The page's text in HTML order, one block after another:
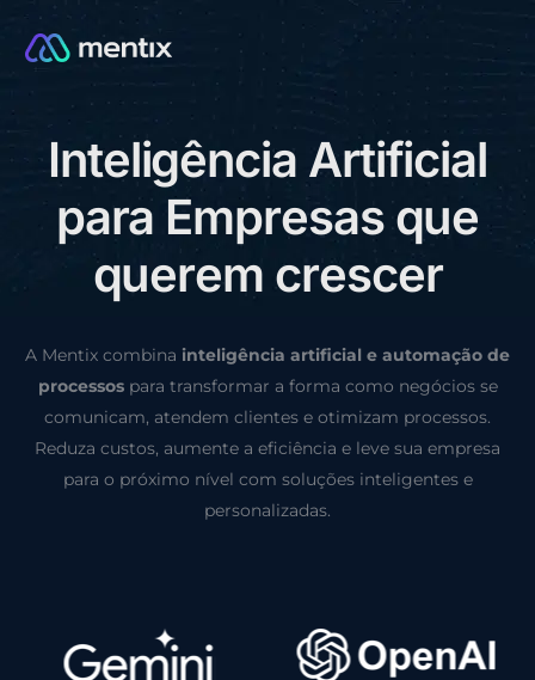
Inteligência Artificial
para Empresas que
querem crescer
A Mentix combina inteligência artificial e automação de
processospara transformar a forma como negócios se
comunicam, atendem clientes e otimizam processos.
Reduza custos, aumente a eficiência e leve sua empresa
para o próximo nível com soluções inteligentes e
personalizadas.
CONSULTORIA GRÁTIS